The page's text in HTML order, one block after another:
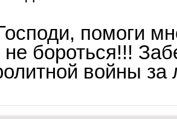
помоги
бороться!!!
войны